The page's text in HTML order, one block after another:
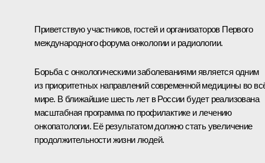
Приветствую участников, гостей и организаторов Первого
международного форума онкологии и радиологии.
Борьба с онкологическими заболеваниями является одним
из приоритетных направлений современной медицины во
мире. В ближайшие шесть лет в России будет реализована
масштабная программа по профилактике и лечению
онкопатологии. Её результатом должно стать увеличение
продолжительности жизни людей.